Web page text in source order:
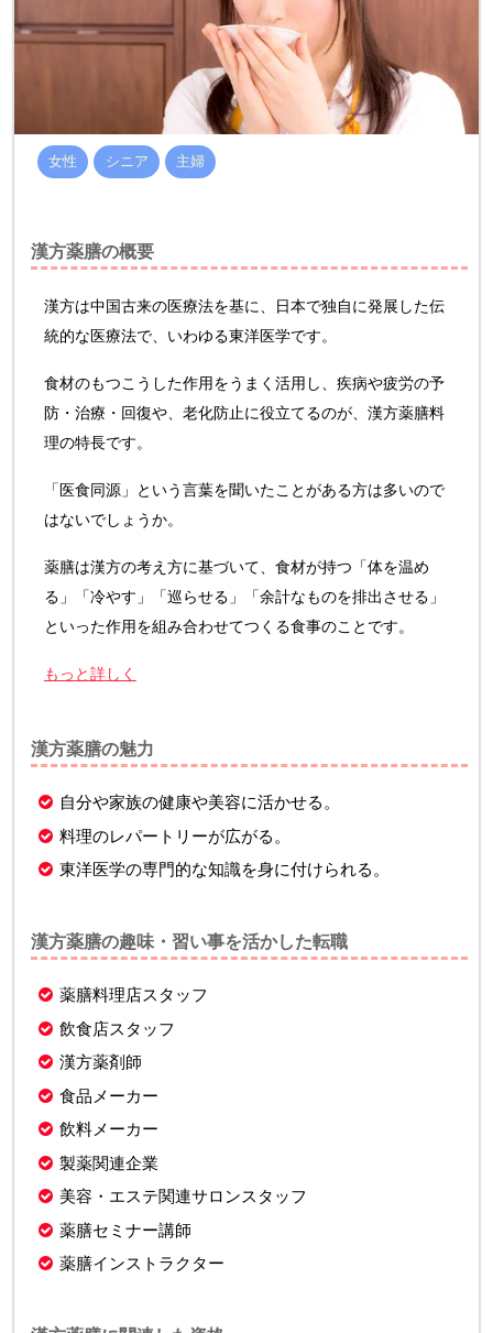
女性 シニア 主婦
漢方薬膳の概要
漢方は中国古来の医療法を基に、日本で独自に発展した伝
統的な医療法で、いわゆる東洋医学です。
食材のもつこうした作用をうまく活用し、疾病や疲労の予
防・治療・回復や、老化防止に役立てるのが、漢方薬膳料
理の特長です。
「医食同源」という言葉を聞いたことがある方は多いので
はないでしょうか。
薬膳は漢方の考え方に基づいて、食材が持つ「体を温め
る」「冷やす」「巡らせる」「余計なものを排出させる」
といった作用を組み合わせてつくる食事のことです。
もっと詳しく
漢方薬膳の魅力
自分や家族の健康や美容に活かせる。
料理のレパートリーが広がる。
東洋医学の専門的な知識を身に付けられる。
漢方薬膳の趣味・習い事を活かした転職
薬膳料理店スタッフ
飲食店スタッフ
漢方薬剤師
食品メーカー
飲料メーカー
製薬関連企業
美容・エステ関連サロンスタッフ
薬膳セミナー講師
薬膳インストラクター